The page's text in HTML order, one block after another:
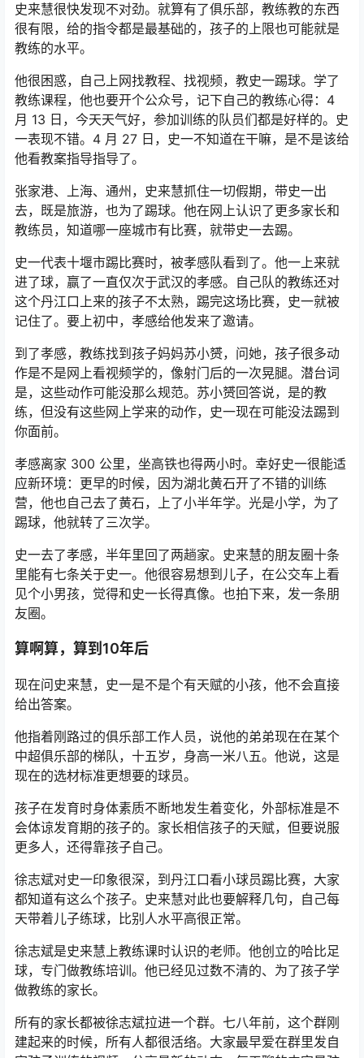
史来慧很快发现不对劲。就算有了俱乐部，教练教的东西
很有限，给的指令都是最基础的，孩子的上限也可能就是
教练的水平。
他很困惑，自己上网找教程、找视频，教史一踢球。学了
教练课程，他也要开个公众号，记下自己的教练心得：4
月 13 日，今天天气好，参加训练的队员们都是好样的。史
一表现不错。4 月 27 日，史一不知道在干嘛，是不是该给
他看教案指导指导了。
张家港、上海、通州，史来慧抓住一切假期，带史一出
去，既是旅游，也为了踢球。他在网上认识了更多家长和
教练员，知道哪一座城市有比赛，就带史一去踢。
史一代表十堰市踢比赛时，被孝感队看到了。他一上来就
进了球，赢了一直仅次于武汉的孝感。自己队的教练还对
这个丹江口上来的孩子不太熟，踢完这场比赛，史一就被
记住了。要上初中，孝感给他发来了邀请。
到了孝感，教练找到孩子妈妈苏小赟，问她，孩子很多动
作是不是网上看视频学的，像射门后的一次晃腿。潜台词
是，这些动作可能没那么规范。苏小赟回答说，是的教
练，但没有这些网上学来的动作，史一现在可能没法踢到
你面前。
孝感离家 300 公里，坐高铁也得两小时。幸好史一很能适
应新环境：更早的时候，因为湖北黄石开了不错的训练
营，他也自己去了黄石，上了小半年学。光是小学，为了
踢球，他就转了三次学。
史一去了孝感，半年里回了两趟家。史来慧的朋友圈十条
里能有七条关于史一。他很容易想到儿子，在公交车上看
见个小男孩，觉得和史一长得真像。也拍下来，发一条朋
友圈。
算啊算，算到10年后
现在问史来慧，史一是不是个有天赋的小孩，他不会直接
给出答案。
他指着刚路过的俱乐部工作人员，说他的弟弟现在在某个
中超俱乐部的梯队，十五岁，身高一米八五。他说，这是
现在的选材标准更想要的球员。
孩子在发育时身体素质不断地发生着变化，外部标准是不
会体谅发育期的孩子的。家长相信孩子的天赋，但要说服
更多人，还得靠孩子自己。
徐志斌对史一印象很深，到丹江口看小球员踢比赛，大家
都知道有这么个孩子。史来慧对此也要解释几句，自己每
天带着儿子练球，比别人水平高很正常。
徐志斌是史来慧上教练课时认识的老师。他创立的哈比足
球，专门做教练培训。他已经见过数不清的、为了孩子学
做教练的家长。
所有的家长都被徐志斌拉进一个群。七八年前，这个群刚
建起来的时候，所有人都很活络。大家最早爱在群里发自